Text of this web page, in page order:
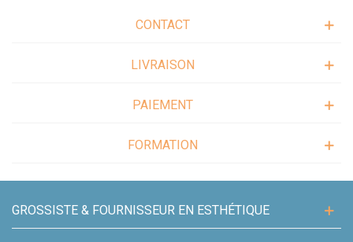
utilisés en toute sécurité par les professionnels de la beauté.
du dos ou d'un produit pour un massage du corps complet, nous avons une
fournir des produits de qualité supérieure pour aider les professionnels de
la beauté à offrir à leurs clients une expérience de modelage du corps
Découvrez notre gamme de produits pour le modelage du corps et offrez à
CONTACT
LIVRAISON
PAIEMENT
FORMATION
GROSSISTE & FOURNISSEUR EN ESTHÉTIQUE